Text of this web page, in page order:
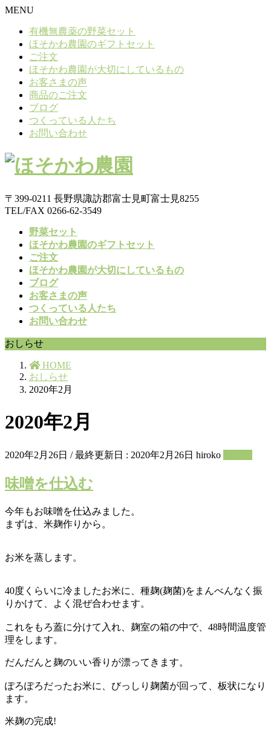
MENU
有機無農薬の野菜セット
ほそかわ農園のギフトセット
ご注文
ほそかわ農園が大切にしているもの
お客さまの声
商品のご注文
ブログ
つくっている人たち
お問い合わせ
〒399-0211 長野県諏訪郡富士見町富士見8255
TEL/FAX 0266-62-3549
野菜セット
ほそかわ農園のギフトセット
ご注文
ほそかわ農園が大切にしているもの
ブログ
お客さまの声
つくっている人たち
お問い合わせ
おしらせ
HOME
おしらせ
2020年2月
2020年2月
2020年2月26日 / 最終更新日 : 2020年2月26日 hiroko
味噌を仕込む
今年もお味噌を仕込みました。
まずは、米麹作りから。
お米を蒸します。
40度くらいに冷ましたお米に、種麹(麹菌)をまんべんなく振
りかけて、よく混ぜ合わせます。
これをもろ蓋に分けて入れ、麹室の箱の中で、48時間温度管
理をします。
だんだんと麹のいい香りが漂ってきます。
ぽろぽろだったお米に、びっしり麹菌が回って、板状になり
ます。
米麹の完成!